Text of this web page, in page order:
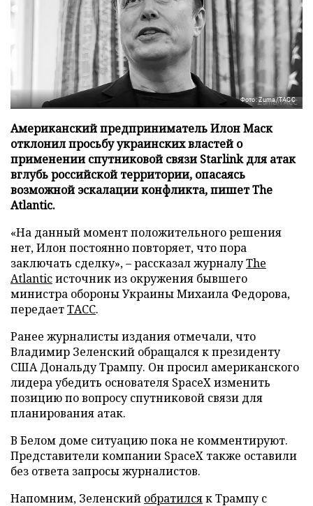
Фото: Zuma/ТАСС
Американский предприниматель Илон Маск
отклонил просьбу украинских властей о
применении спутниковой связи Starlink для атак
вглубь российской территории, опасаясь
возможной эскалации конфликта, пишет The
Atlantic.
«На данный момент положительного решения
нет, Илон постоянно повторяет, что пора
заключать сделку», – рассказал журналуThe
Atlanticисточник из окружения бывшего
министра обороны Украины Михаила Федорова,
передаетТАСС.
Ранее журналисты издания отмечали, что
Владимир Зеленский обращался к президенту
США Дональду Трампу. Он просил американского
лидера убедить основателя SpaceX изменить
позицию по вопросу спутниковой связи для
планирования атак.
В Белом доме ситуацию пока не комментируют.
Представители компании SpaceX также оставили
без ответа запросы журналистов.
Напомним, Зеленский обратилсяк Трампу с